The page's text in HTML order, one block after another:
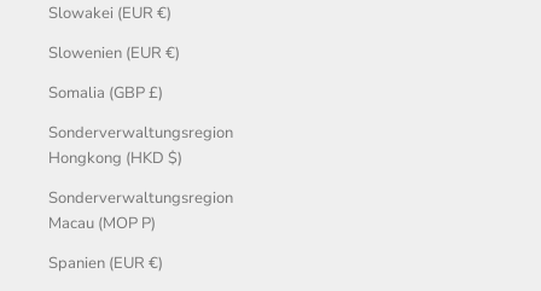
Slowakei (EUR €)
Slowenien (EUR €)
Somalia (GBP £)
Sonderverwaltungsregion
Hongkong (HKD $)
Sonderverwaltungsregion
Macau (MOP P)
Spanien (EUR €)